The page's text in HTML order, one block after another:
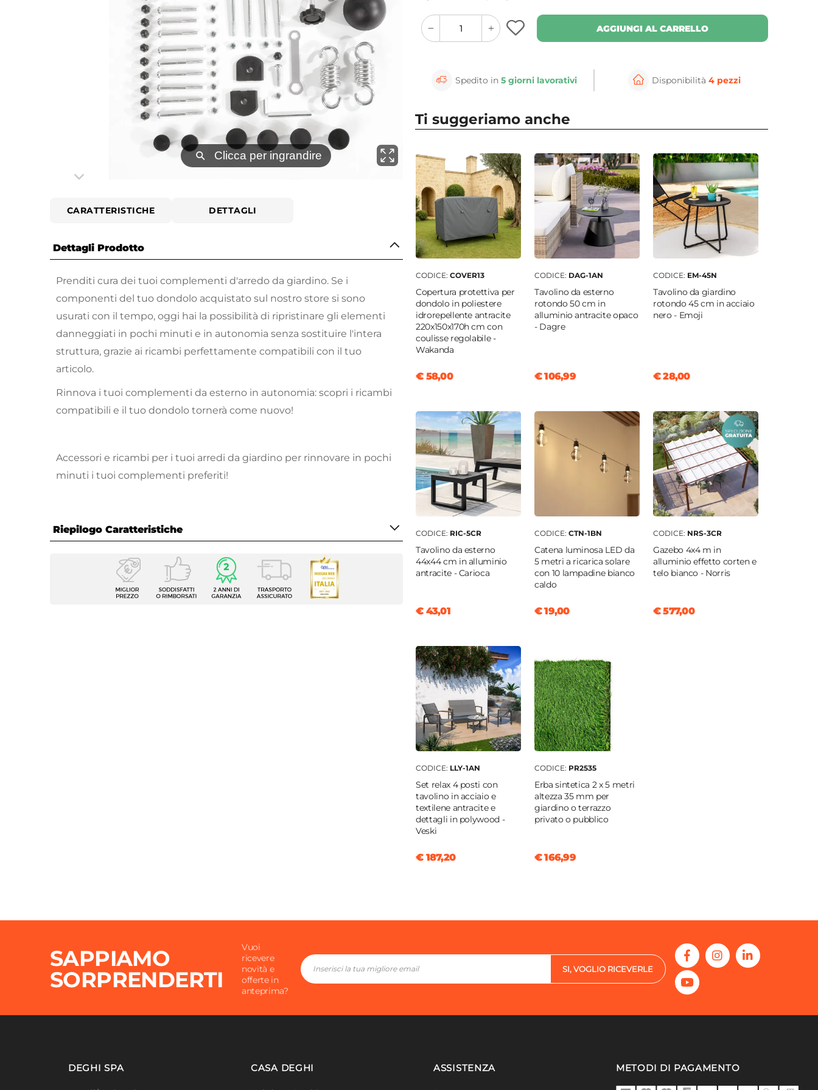
⚲ Clicca per ingrandire
CARATTERISTICHE DETTAGLI
Dettagli Prodotto
Prenditi cura dei tuoi complementi d'arredo da giardino. Se i
componenti del tuo dondolo acquistato sul nostro store si sono
usurati con il tempo, oggi hai la possibilità di ripristinare gli elementi
danneggiati in pochi minuti e in autonomia senza sostituire l'intera
struttura, grazie ai ricambi perfettamente compatibili con il tuo
articolo.
Rinnova i tuoi complementi da esterno in autonomia: scopri i ricambi
compatibili e il tuo dondolo tornerà come nuovo!
Accessori e ricambi per i tuoi arredi da giardino per rinnovare in pochi
minuti i tuoi complementi preferiti!
Riepilogo Caratteristiche
Caratteristiche
Set viti
Compatibilità
Dondolo
quantity
button
quantity
minus
button
AGGIUNGI AL CARRELLO
Spedito in5 giorni lavorativi Disponibilità 4 pezzi
Ti suggeriamo anche
CODICE: COVER13
Copertura protettiva per
dondolo in poliestere
idrorepellente antracite
220x150x170h cm con
coulisse regolabile -
Wakanda
€ 58,00
CODICE: DAG-1AN
Tavolino da esterno
rotondo 50 cm in
alluminio antracite opaco
- Dagre
€ 106,99
CODICE: EM-45N
Tavolino da giardino
rotondo 45 cm in acciaio
nero - Emoji
€ 28,00
CODICE: RIC-5CR
Tavolino da esterno
44x44 cm in alluminio
antracite - Carioca
€ 43,01
CODICE: CTN-1BN
Catena luminosa LED da
5 metri a ricarica solare
con 10 lampadine bianco
caldo
€ 19,00
CODICE: NRS-3CR
Gazebo 4x4 m in
alluminio effetto corten e
telo bianco - Norris
€ 577,00
CODICE: LLY-1AN
Set relax 4 posti con
tavolino in acciaio e
textilene antracite e
dettagli in polywood -
Veski
€ 187,20
CODICE: PR2535
Erba sintetica 2 x 5 metri
altezza 35 mm per
giardino o terrazzo
privato o pubblico
€ 166,99
SAPPIAMO
SORPRENDERTI
Vuoi
ricevere
novità e
offerte in
anteprima?
SI, VOGLIO RICEVERLE
DEGHI SPA CASA DEGHI ASSISTENZA METODI DI PAGAMENTO